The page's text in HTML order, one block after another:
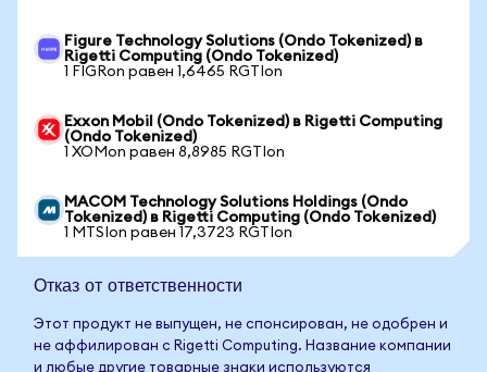
Figure Technology Solutions (Ondo Tokenized) в
Rigetti Computing (Ondo Tokenized)
1 FIGRon равен 1,6465 RGTIon
Exxon Mobil (Ondo Tokenized) в Rigetti Computing
(Ondo Tokenized)
1 XOMon равен 8,8985 RGTIon
MACOM Technology Solutions Holdings (Ondo
Tokenized) в Rigetti Computing (Ondo Tokenized)
1 MTSIon равен 17,3723 RGTIon
Отказ от ответственности
Этот продукт не выпущен, не спонсирован, не одобрен и
не аффилирован с Rigetti Computing. Название компании
и любые другие товарные знаки используются